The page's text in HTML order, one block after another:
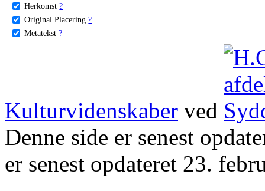
Herkomst ?
Original Placering ?
Metatekst ?
Kulturvidenskaber ved
Denne side er senest
er senest opdateret 23.